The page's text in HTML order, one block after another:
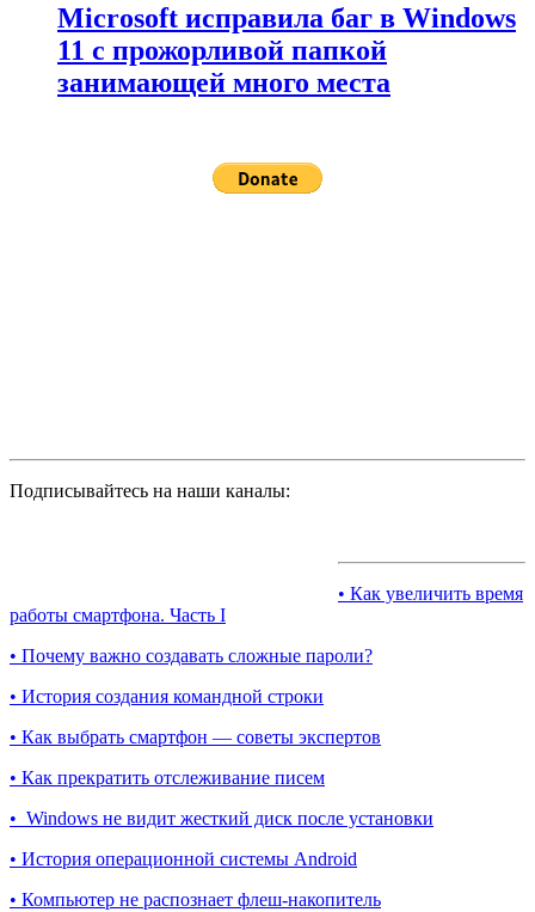
Microsoft исправила баг в Windows
11 с прожорливой папкой
занимающей много места
Подписывайтесь на наши каналы:
• Как увеличить время
работы смартфона. Часть I
• Почему важно создавать сложные пароли?
• История создания командной строки
• Как выбрать смартфон — советы экспертов
• Как прекратить отслеживание писем
• Windows не видит жесткий диск после установки
• История операционной системы Android
• Компьютер не распознает флеш-накопитель